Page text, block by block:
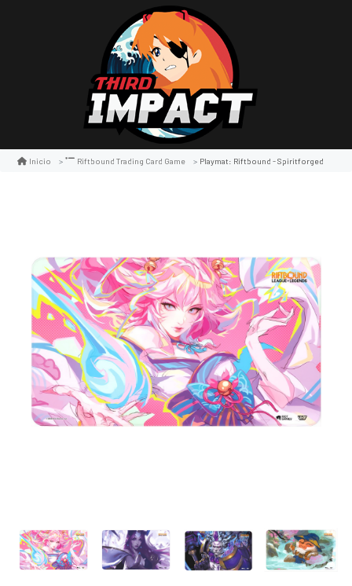
Inicio Riftbound Trading Card Game Playmat: Riftbound - Spiritforged